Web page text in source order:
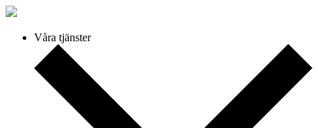
Våra tjänster